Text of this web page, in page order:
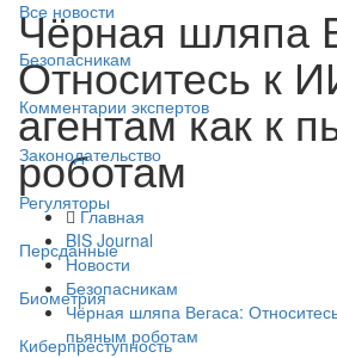
Все новости
Безопасникам
Комментарии экспертов
Законодательство
Регуляторы
Персданные
Биометрия
Киберпреступность
Чёрная шляпа
Относитесь к
агентам как к
роботам
Главная
BIS Journal
Новости
Безопасникам
Чёрная шляпа Вегаса:
пьяным роботам